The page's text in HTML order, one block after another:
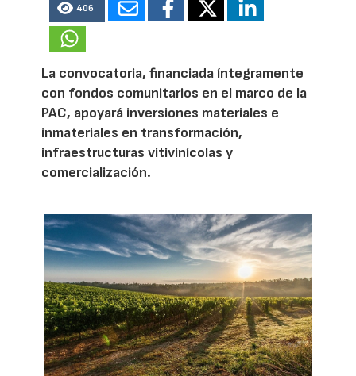
406
La convocatoria, financiada íntegramente
con fondos comunitarios en el marco de la
PAC, apoyará inversiones materiales e
inmateriales en transformación,
infraestructuras vitivinícolas y
comercialización.